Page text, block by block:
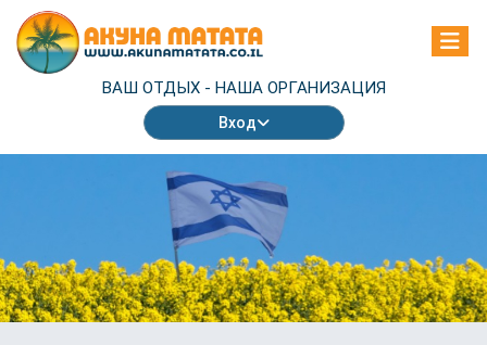
ВАШ ОТДЫХ - НАША ОРГАНИЗАЦИЯ
Вход